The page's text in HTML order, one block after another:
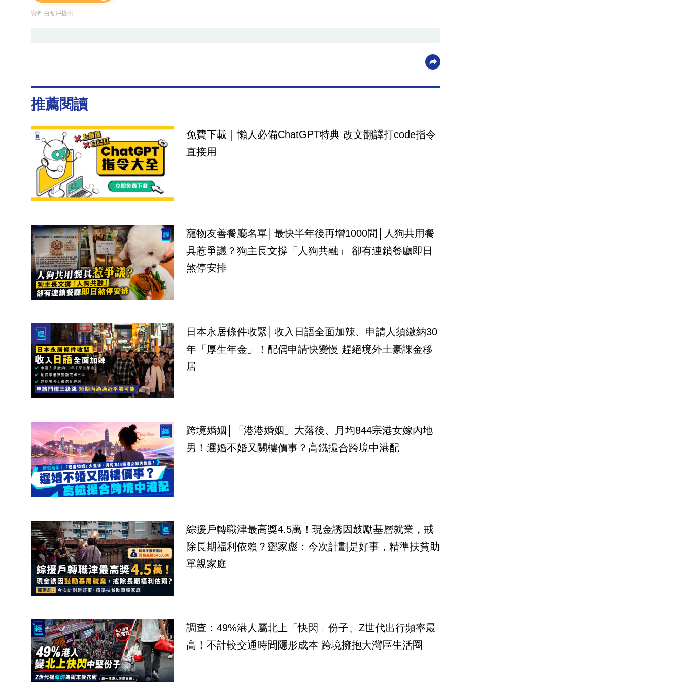
資料由客戶提供
推薦閱讀
免費下載｜懶人必備ChatGPT特典 改文翻譯打code指令
直接用
寵物友善餐廳名單│最快半年後再增1000間│人狗共用餐
具惹爭議？狗主長文撐「人狗共融」 卻有連鎖餐廳即日
煞停安排
日本永居條件收緊│收入日語全面加辣、申請人須繳納30
年「厚生年金」！配偶申請快變慢 趕絕境外土豪課金移
居
跨境婚姻│「港港婚姻」大落後、月均844宗港女嫁內地
男！遲婚不婚又關樓價事？高鐵撮合跨境中港配
綜援戶轉職津最高獎4.5萬！現金誘因鼓勵基層就業，戒
除長期福利依賴？鄧家彪：今次計劃是好事，精準扶貧助
單親家庭
調查：49%港人屬北上「快閃」份子、Z世代出行頻率最
高！不計較交通時間隱形成本 跨境擁抱大灣區生活圈